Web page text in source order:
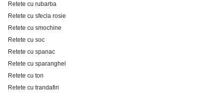
Retete cu rubarba
Retete cu sfecla rosie
Retete cu smochine
Retete cu soc
Retete cu spanac
Retete cu sparanghel
Retete cu ton
Retete cu trandafiri